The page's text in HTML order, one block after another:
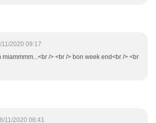
11/2020 09:17
miammmm...<br /> <br /> bon week end<br /> <br
11/2020 06:41